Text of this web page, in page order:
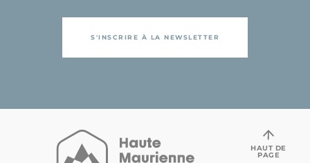
S'INSCRIRE À LA NEWSLETTER
HAUT DE
PAGE